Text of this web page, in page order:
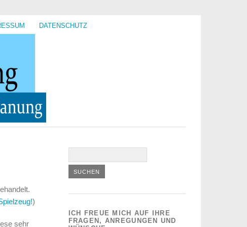
DATENSCHUTZ
)
sehr
ICH FREUE MICH AUF IHRE
FRAGEN, ANREGUNGEN UND